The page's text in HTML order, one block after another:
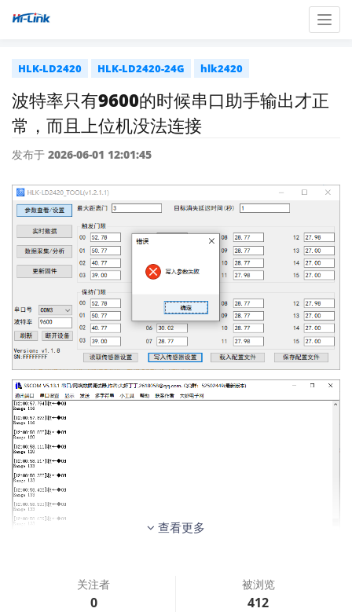
HLK-LD2420 HLK-LD2420-24G hlk2420
波特率只有9600的时候串口助手输出才正
常，而且上位机没法连接
发布于 2026-06-01 12:01:45
查看更多
关注者
0
被浏览
412